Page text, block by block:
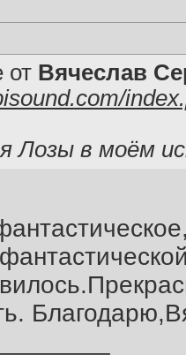
от Вячеслав
Лозы в моём